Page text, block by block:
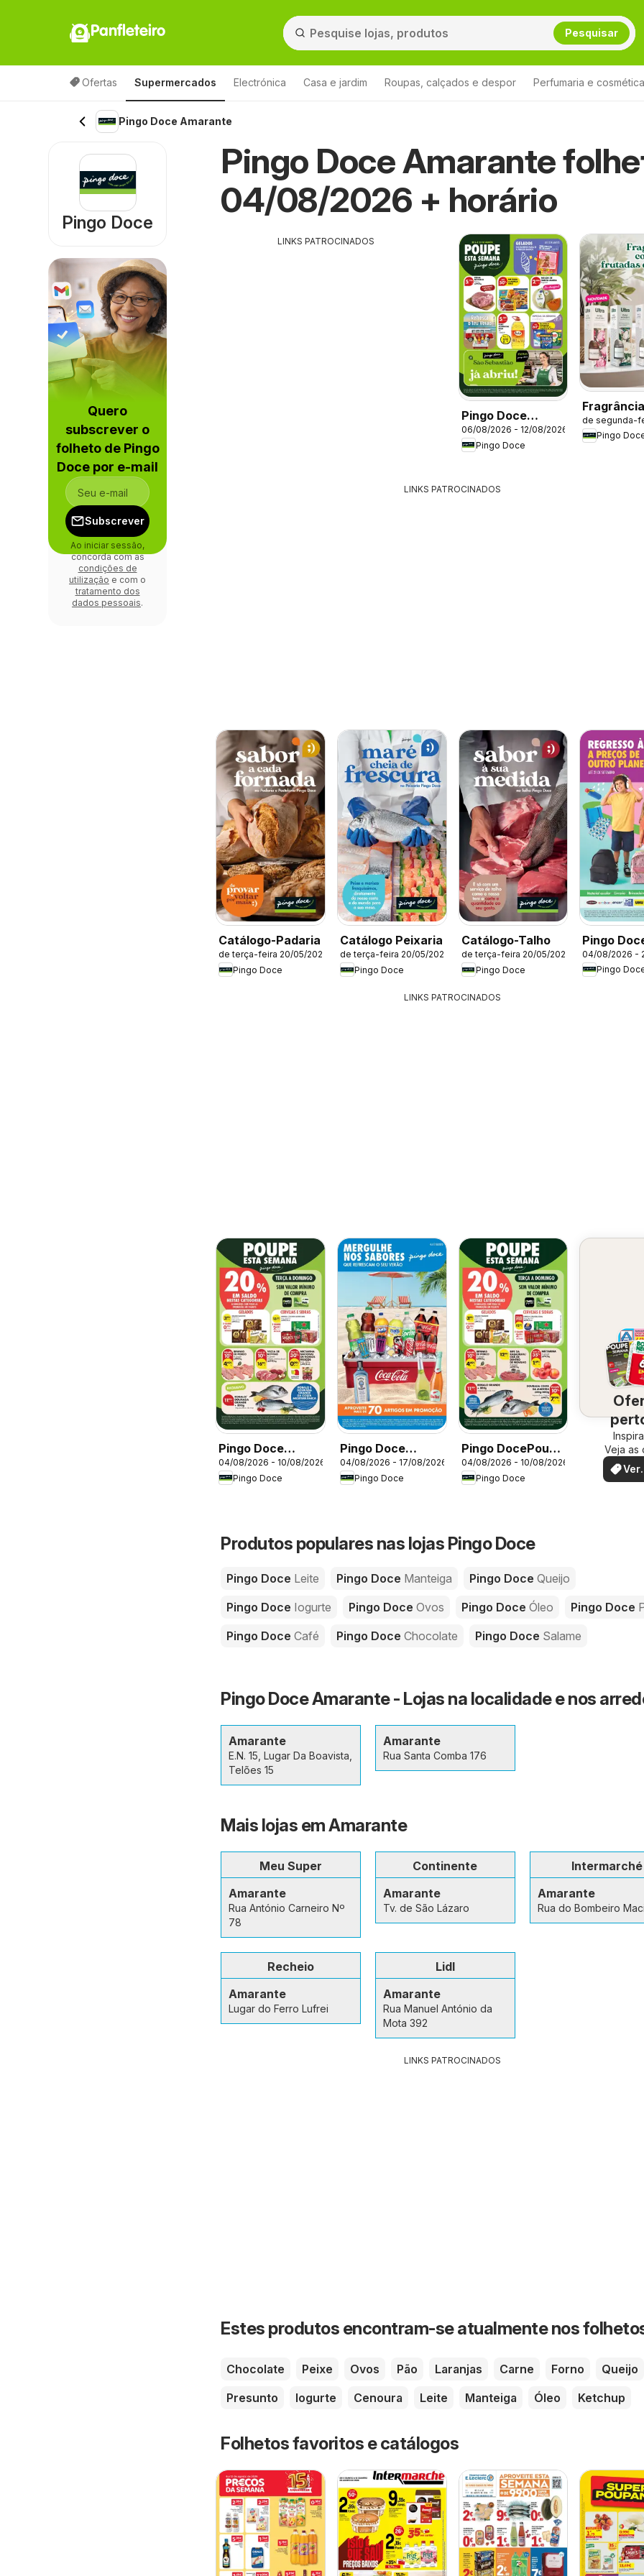
Panfleteiro Pesquisar
Ofertas Supermercados Electrónica Casa e jardim Roupas, calçados e despor Perfumaria e cosmética
Pingo Doce Amarante
Pingo Doce Amarante
04/08/2026 + horário
LINKS PATROCINADOS
Pingo Doce
Poupe Esta
Semana Açores
06/08/2026 - 12/08/2026
Pingo Doce
de segunda-
Pingo
LINKS PATROCINADOS
Catálogo-Padaria
de terça-feira 20/05/2025
Pingo Doce
Catálogo Peixaria
de terça-feira 20/05/2025
Pingo Doce
Catálogo-Talho
de terça-feira 20/05/2025
Pingo Doce
Pingo
Regresso
Aulas
04/08/2026 -
Pingo
LINKS PATROCINADOS
Pingo Doce
Folheto
04/08/2026 - 10/08/2026
Pingo Doce
Pingo Doce
Especial Bebidas
04/08/2026 - 17/08/2026
Pingo Doce
Pingo DocePoupe
Esta Semana
Madeira
04/08/2026 - 10/08/2026
Pingo Doce
Veja as
perto
Ver
Produtos populares nas lojas Pingo Doce
Pingo Doce Leite Pingo Doce Manteiga Pingo Doce Queijo
Pingo Doce Iogurte Pingo Doce Ovos Pingo Doce Óleo Pingo Doce
Pingo Doce Café Pingo Doce Chocolate Pingo Doce Salame
Pingo Doce Amarante - Lojas na localidade e nos
Amarante
E.N. 15, Lugar Da Boavista,
Telões 15
Amarante
Rua Santa Comba 176
Mais lojas em Amarante
Meu Super
Amarante
Rua António Carneiro Nº
78
Continente
Amarante
Tv. de São Lázaro
Intermarché
Amarante
Rua do Bombeiro
Recheio
Amarante
Lugar do Ferro Lufrei
Lidl
Amarante
Rua Manuel António da
Mota 392
LINKS PATROCINADOS
Estes produtos encontram-se atualmente nos
Chocolate Peixe Ovos Pão Laranjas Carne Forno
Queijo
Presunto
Iogurte Cenoura Leite Manteiga Óleo Ketchup
Folhetos favoritos e catálogos
Pingo Doce
Quero
subscrever o
folheto de Pingo
Doce por e-mail
Subscrever
Ao iniciar sessão,
concorda com as
condições de
utilização e com o
tratamento dos
dados pessoais.